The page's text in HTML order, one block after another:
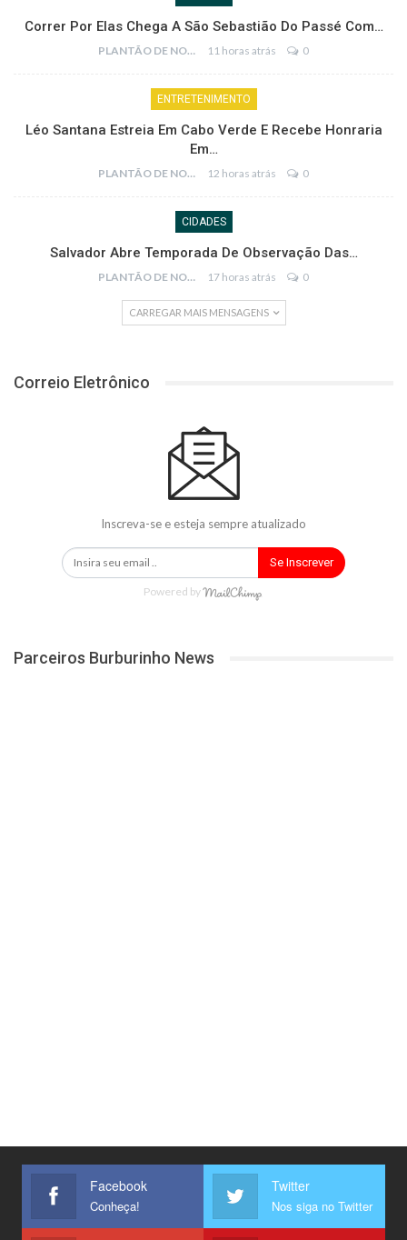
Correr Por Elas Chega A São Sebastião Do Passé Com…
PLANTÃO DE NOTÍCIAS 11 horas atrás 0
ENTRETENIMENTO
Léo Santana Estreia Em Cabo Verde E Recebe Honraria
Em…
PLANTÃO DE NOTÍCIAS 12 horas atrás 0
CIDADES
Salvador Abre Temporada De Observação Das…
PLANTÃO DE NOTÍCIAS 17 horas atrás 0
CARREGAR MAIS MENSAGENS
Correio Eletrônico
Inscreva-se e esteja sempre atualizado
Se Inscrever
Powered by
Parceiros Burburinho News
Facebook
Conheça!
Twitter
Nos siga no Twitter